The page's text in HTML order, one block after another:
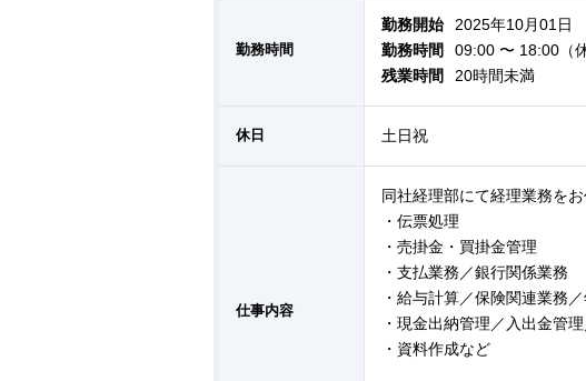
勤務時間
勤務開始
2025年10月01日
勤務時間
09:00 〜 18:00（
残業時間
20時間未満
休日 土日祝
仕事内容
同社経理部にて経理業務をお
・伝票処理
・売掛金・買掛金管理
・支払業務／銀行関係業務
・給与計算／保険関連業務
・現金出納管理／入出金管
・資料作成など